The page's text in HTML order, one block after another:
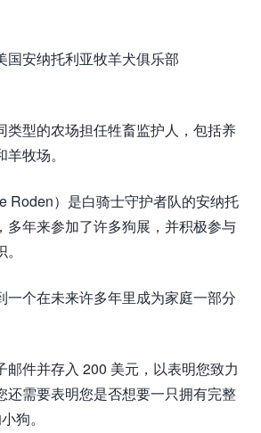
国安纳托利亚牧羊犬俱乐部
类型的农场担任牲畜监护人，包括养
牧场。
Roden）是白骑士守护者队的安纳托
多年来参加了许多狗展，并积极参与
一个在未来许多年里成为家庭一部分
邮件并存入 200 美元，以表明您致力
还需要表明您是否想要一只拥有完整
狗。